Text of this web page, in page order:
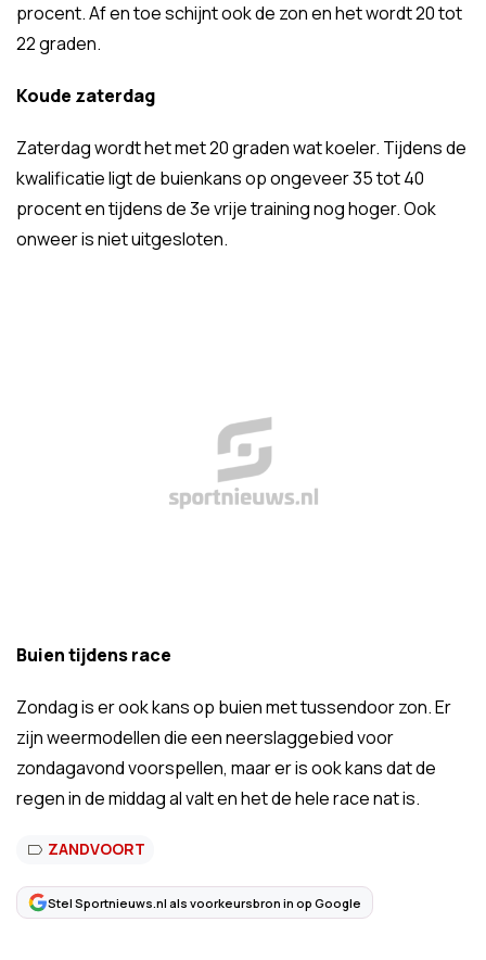
procent. Af en toe schijnt ook de zon en het wordt 20 tot
22 graden.
Koude zaterdag
Zaterdag wordt het met 20 graden wat koeler. Tijdens de
kwalificatie ligt de buienkans op ongeveer 35 tot 40
procent en tijdens de 3e vrije training nog hoger. Ook
onweer is niet uitgesloten.
Buien tijdens race
Zondag is er ook kans op buien met tussendoor zon. Er
zijn weermodellen die een neerslaggebied voor
zondagavond voorspellen, maar er is ook kans dat de
regen in de middag al valt en het de hele race nat is.
ZANDVOORT
Stel Sportnieuws.nl als voorkeursbron in op Google